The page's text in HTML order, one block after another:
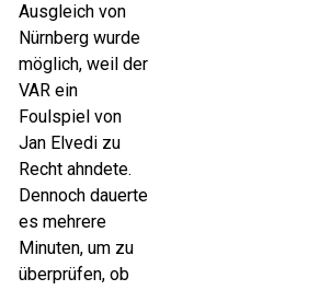
Ausgleich von
Nürnberg wurde
möglich, weil der
VAR ein
Foulspiel von
Jan Elvedi zu
Recht ahndete.
Dennoch dauerte
es mehrere
Minuten, um zu
überprüfen, ob